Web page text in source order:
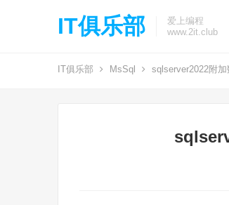
IT俱乐部
爱上编程
www.2it.club
IT俱乐部 MsSql sqlserver2022附